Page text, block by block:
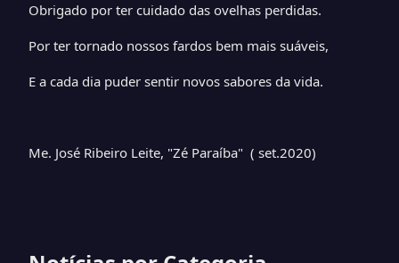
Obrigado por ter cuidado das ovelhas perdidas.
Por ter tornado nossos fardos bem mais suáveis,
E a cada dia puder sentir novos sabores da vida.
Me. José Ribeiro Leite, "Zé Paraíba" ( set.2020)